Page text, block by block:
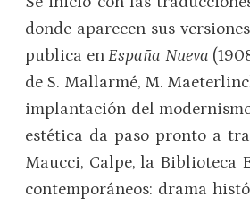
donde aparecen sus
publica enEspaña Nueva
de S. Mallarmé, M.
implantación del
estética da paso pronto a
Maucci, Calpe, la Biblioteca
contemporáneos: drama